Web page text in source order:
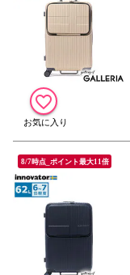
8/7時点_ポイント最大11倍